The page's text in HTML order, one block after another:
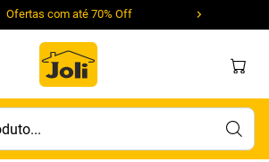
Ofertas com até 70% Off